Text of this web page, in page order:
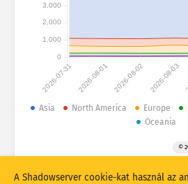
Támadási statisztikák: Eszközök
Országok
Adathalmaz
Korlát
Az eredmények automatikus
2026-07-31 2026-08-01 2026-08-02 2026-08-03
0
1,000
2,000
3,000
Asia North America Europe
Oceania
©
A Shadowserver cookie-kat használ az